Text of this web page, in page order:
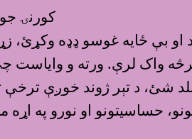
کورنۍ
او بې ځایه غوسو ډډه وکړئ،
واک لرې. ورته و وایاست
شئ، د تېر ژوند خوږې ترخې